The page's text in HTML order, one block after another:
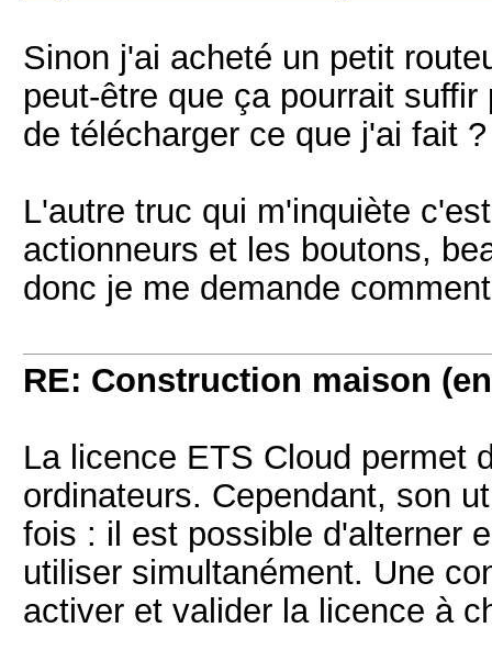
Sinon j'ai acheté un petit
peut-être que ça pourrait
de télécharger ce que j'ai fait ?
L'autre truc qui m'inquiète
actionneurs et les boutons,
donc je me demande
RE: Construction maison
La licence ETS Cloud permet
ordinateurs. Cependant, son
fois : il est possible d'alterner
utiliser simultanément. Une
activer et valider la licence à